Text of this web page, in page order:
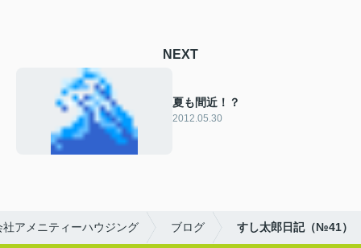
NEXT
夏も間近！？
2012.05.30
アメニティーハウジング ブログ すし太郎日記（№41）